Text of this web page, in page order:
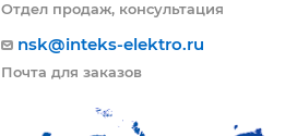
Отдел продаж, консультация
nsk@inteks-elektro.ru
Почта для заказов